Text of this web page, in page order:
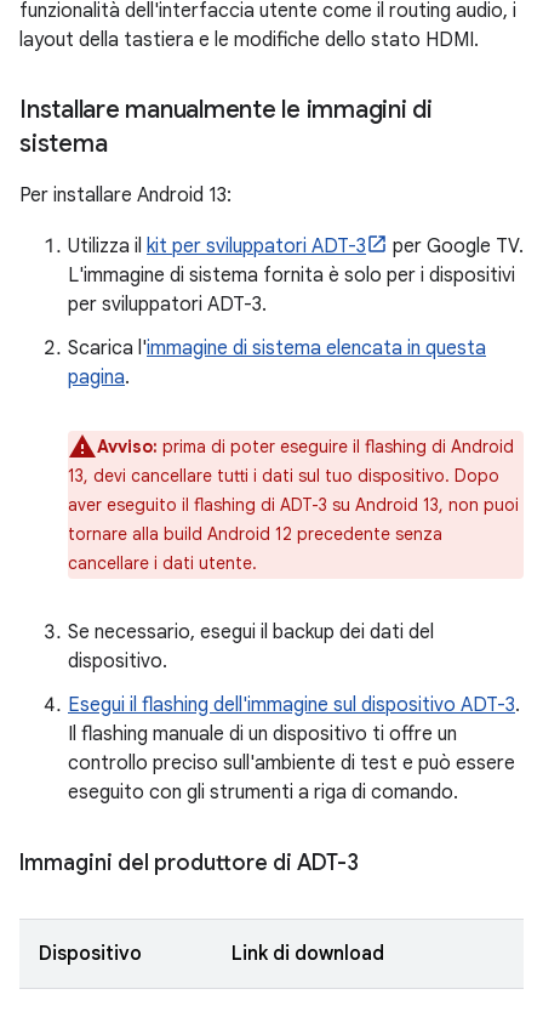
funzionalità dell'interfaccia utente come il routing audio, i
layout della tastiera e le modifiche dello stato HDMI.
Installare manualmente le immagini di
sistema
Per installare Android 13:
Utilizza il kit per sviluppatori ADT-3
per Google TV.
L'immagine di sistema fornita è solo per i dispositivi
per sviluppatori ADT-3.
Scarica l'immagine di sistema elencata in questa
pagina.
Avviso: prima di poter eseguire il flashing di Android
13, devi cancellare tutti i dati sul tuo dispositivo. Dopo
aver eseguito il flashing di ADT-3 su Android 13, non puoi
tornare alla build Android 12 precedente senza
cancellare i dati utente.
Se necessario, esegui il backup dei dati del
dispositivo.
Esegui il flashing dell'immagine sul dispositivo ADT-3.
Il flashing manuale di un dispositivo ti offre un
controllo preciso sull'ambiente di test e può essere
eseguito con gli strumenti a riga di comando.
Immagini del produttore di ADT-3
Dispositivo Link di download